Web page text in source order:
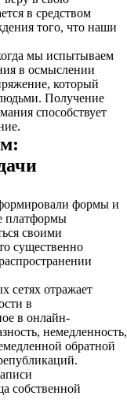
в средством
того, что наши
мы испытываем
в осмыслении
который
Получение
способствует
формы и
платформы
своими
существенно
сетях отражает
в
в онлайн-
немедленность,
обратной
собственной